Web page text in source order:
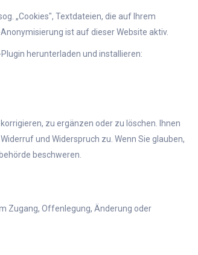
„Cookies", Textdateien, die auf Ihrem
ist auf dieser Website aktiv.
herunterladen und installieren:
zu ergänzen oder zu löschen. Ihnen
und Widerspruch zu. Wenn Sie glauben,
beschweren.
Zugang, Offenlegung, Änderung oder